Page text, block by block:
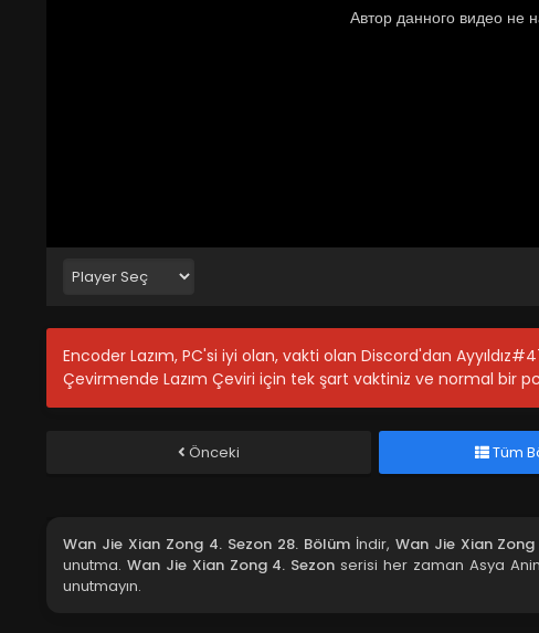
Encoder Lazım, PC'si iyi olan, vakti olan Discord'dan
Çevirmende Lazım Çeviri için tek şart vaktiniz ve normal bir
Önceki Tüm
Wan Jie Xian Zong 4. Sezon 28. Bölümİndir, Wan Jie Xian
unutma. Wan Jie Xian Zong 4. Sezon serisi her zaman Asya
unutmayın.